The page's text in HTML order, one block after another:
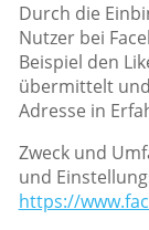
Durch die
Nutzer bei
Beispiel den
übermittelt
Adresse in
Zweck und
und
https://